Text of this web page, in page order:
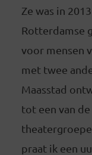
Ze was in
Rotterdamse
voor mensen
met twee
Maasstad
tot een van
praat ik een